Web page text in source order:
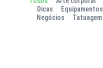
Dicas
Equipamentos
Negócios
Tatuagem